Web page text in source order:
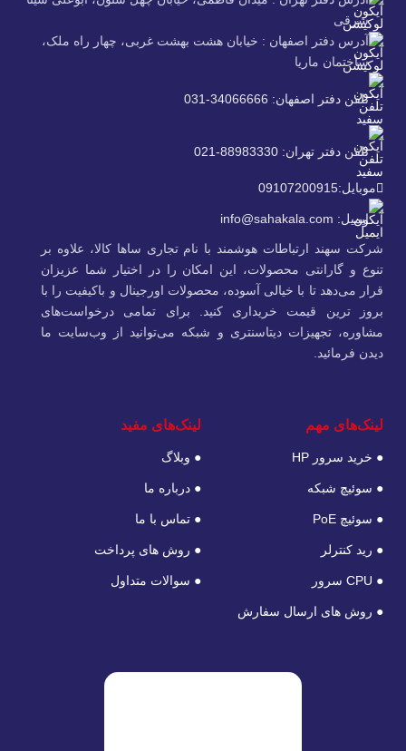
شرقی
آدرس دفتر اصفهان : خیابان هشت بهشت غربی، چهار راه ملک،
ساختمان ماریا
تلفن دفتر اصفهان: 34066666-031
تلفن دفتر تهران: 88983330-021
موبایل:09107200915
ایمیل: info@sahakala.com
شرکت سهند ارتباطات هوشمند با نام تجاری ساها کالا، علاوه‌ بر
تنوع و گارانتی محصولات، این امکان را در اختیار شما عزیزان
قرار می‌دهد تا با خیالی آسوده، محصولات اورجینال و باکیفیت را با
بروز ترین قیمت خریداری کنید. برای تمامی درخواست‌های
مشاوره، تجهیزات دیتاسنتری و شبکه می‌توانید از وب‌سایت ما
دیدن فرمائید.
لینک‌های مهم
● خرید سرور HP
● سوئیچ شبکه
● سوئیچ PoE
● رید کنترلر
● CPU سرور
● روش های ارسال سفارش
لینک‌های مفید
● وبلاگ
● درباره ما
● تماس با ما
● روش های پرداخت
● سوالات متداول